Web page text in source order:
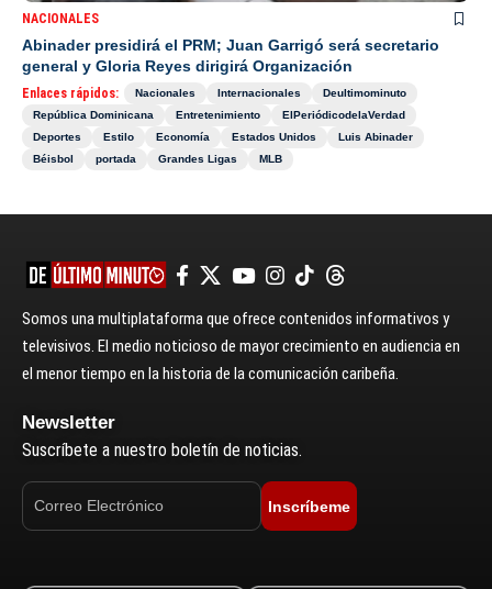
NACIONALES
Abinader presidirá el PRM; Juan Garrigó será secretario
general y Gloria Reyes dirigirá Organización
Enlaces rápidos: Nacionales Internacionales
Deultimominuto
República Dominicana
Entretenimiento
ElPeriódicodelaVerdad
Deportes
Estilo Economía Estados Unidos
Luis Abinader
Béisbol
portada Grandes Ligas MLB
Somos una multiplataforma que ofrece contenidos informativos y
televisivos. El medio noticioso de mayor crecimiento en audiencia en
el menor tiempo en la historia de la comunicación caribeña.
Newsletter
Suscríbete a nuestro boletín de noticias.
Inscríbeme